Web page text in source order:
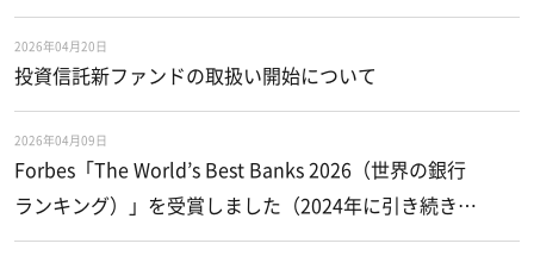
2026年04月20日
投資信託新ファンドの取扱い開始について
2026年04月09日
Forbes「The World’s Best Banks 2026（世界の銀行
ランキング）」を受賞しました（2024年に引き続き、
2度目の受賞）